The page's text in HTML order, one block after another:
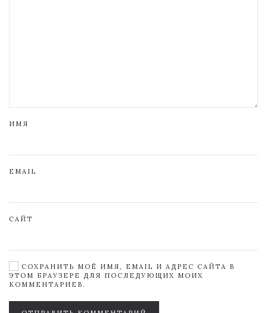
ИМЯ
EMAIL
САЙТ
СОХРАНИТЬ МОЁ ИМЯ, EMAIL И АДРЕС САЙТА В
ЭТОМ БРАУЗЕРЕ ДЛЯ ПОСЛЕДУЮЩИХ МОИХ
КОММЕНТАРИЕВ.